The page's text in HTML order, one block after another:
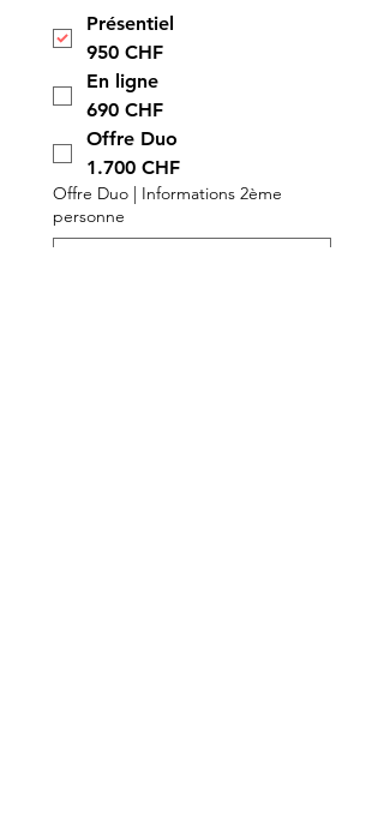
Présentiel
950 CHF
En ligne
690 CHF
Offre Duo
1.700 CHF
Offre Duo | Informations 2ème
personne